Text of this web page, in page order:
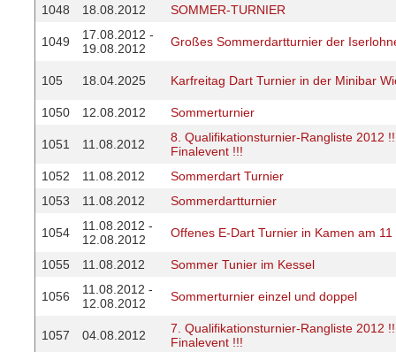
1048
18.08.2012 SOMMER-TURNIER
1049
17.08.2012 -
19.08.2012
Großes Sommerdartturnier der
105 18.04.2025 Karfreitag Dart Turnier in der Minibar
1050 12.08.2012 Sommerturnier
1051 11.08.2012
8. Qualifikationsturnier-Rangliste 2012
Finalevent !!!
1052
11.08.2012
Sommerdart Turnier
1053
11.08.2012 Sommerdartturnier
1054
11.08.2012 -
12.08.2012
Offenes E-Dart Turnier in Kamen am
1055 11.08.2012 Sommer Tunier im Kessel
1056
11.08.2012 -
12.08.2012
Sommerturnier einzel und doppel
1057 04.08.2012
7. Qualifikationsturnier-Rangliste 2012
Finalevent !!!